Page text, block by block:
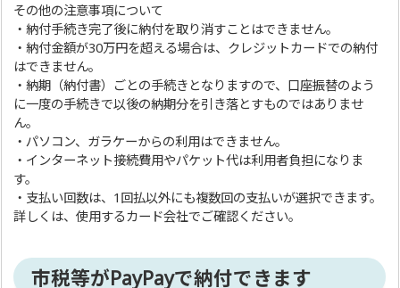
その他の注意事項について
・納付手続き完了後に納付を取り消すことはできません。
・納付金額が30万円を超える場合は、クレジットカードでの納付
はできません。
・納期（納付書）ごとの手続きとなりますので、口座振替のよう
に一度の手続きで以後の納期分を引き落とすものではありませ
ん。
・パソコン、ガラケーからの利用はできません。
・インターネット接続費用やパケット代は利用者負担になりま
す。
・支払い回数は、1回払以外にも複数回の支払いが選択できます。
詳しくは、使用するカード会社でご確認ください。
市税等がPayPayで納付できます